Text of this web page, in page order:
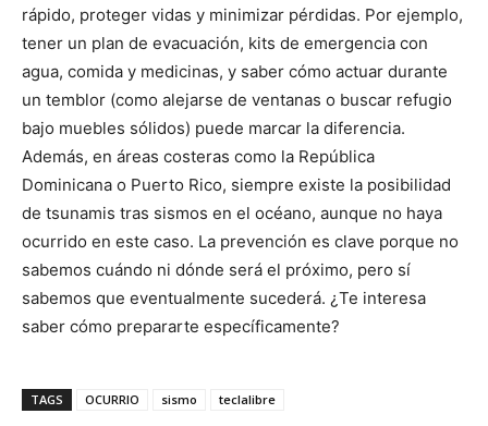
rápido, proteger vidas y minimizar pérdidas. Por ejemplo,
tener un plan de evacuación, kits de emergencia con
agua, comida y medicinas, y saber cómo actuar durante
un temblor (como alejarse de ventanas o buscar refugio
bajo muebles sólidos) puede marcar la diferencia.
Además, en áreas costeras como la República
Dominicana o Puerto Rico, siempre existe la posibilidad
de tsunamis tras sismos en el océano, aunque no haya
ocurrido en este caso. La prevención es clave porque no
sabemos cuándo ni dónde será el próximo, pero sí
sabemos que eventualmente sucederá. ¿Te interesa
saber cómo prepararte específicamente?
TAGS OCURRIO sismo teclalibre